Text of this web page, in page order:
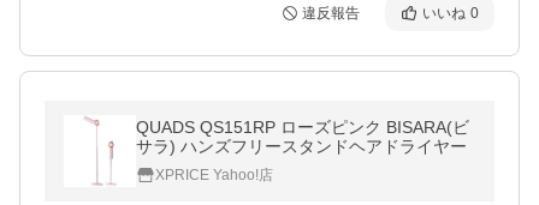
違反報告 いいね 0
QUADS QS151RP ローズピンク BISARA(ビ
サラ) ハンズフリースタンドヘアドライヤー
XPRICE Yahoo!店